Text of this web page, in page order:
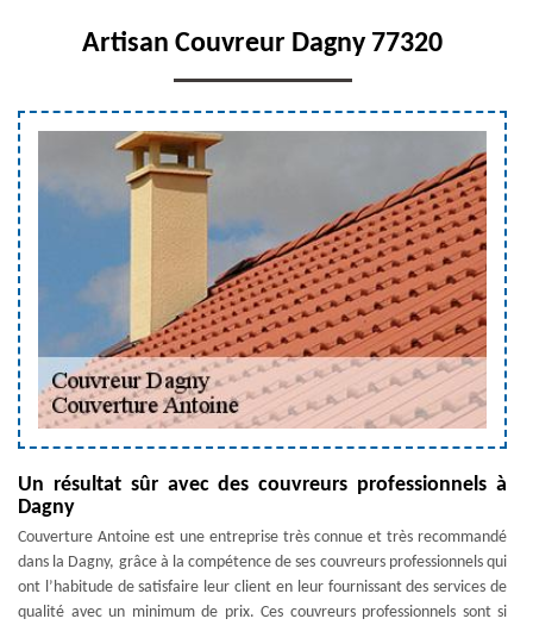
Artisan Couvreur Dagny 77320
Un résultat sûr avec des couvreurs professionnels à
Dagny
Couverture Antoine est une entreprise très connue et très recommandé
dans la Dagny, grâce à la compétence de ses couvreurs professionnels qui
ont l’habitude de satisfaire leur client en leur fournissant des services de
qualité avec un minimum de prix. Ces couvreurs professionnels sont si